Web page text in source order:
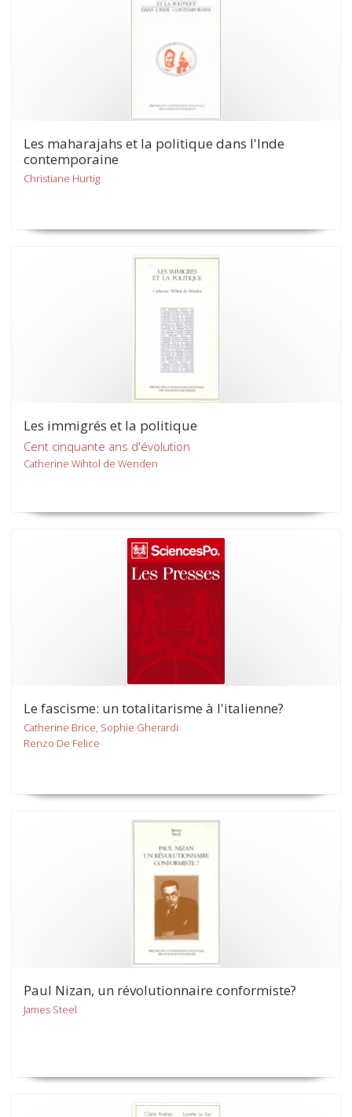
Les maharajahs et la politique dans l'Inde
contemporaine
Christiane Hurtig
Les immigrés et la politique
Cent cinquante ans d'évolution
Catherine Wihtol de Wenden
Le fascisme: un totalitarisme à l'italienne?
Catherine Brice, Sophie Gherardi
Renzo De Felice
Paul Nizan, un révolutionnaire conformiste?
James Steel